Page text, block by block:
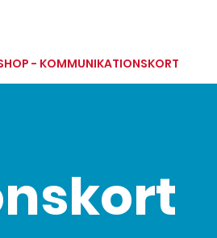
- KOMMUNIKATIONSKORT